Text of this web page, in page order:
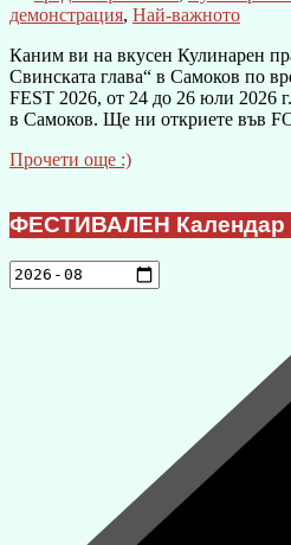
демонстрация, Най-важното
Каним ви на вкусен Кулинарен
Свинската глава“ в Самоков по
FEST 2026, от 24 до 26 юли 2026
в Самоков. Ще ни откриете във
Прочети още :)
ФЕСТИВАЛЕН Календар